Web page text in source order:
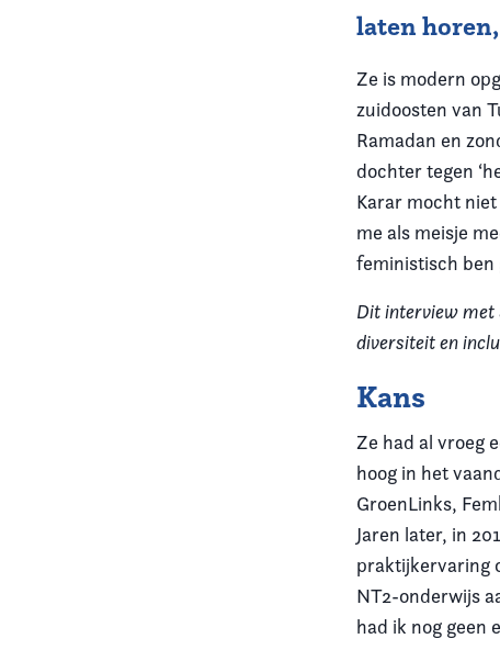
laten
Ze is modern
zuidoosten van
Ramadan en
dochter tegen
Karar mocht niet
me als meisje
feministisch ben
Dit interview met
diversiteit en
Kans
Ze had al vroeg
hoog in het
GroenLinks,
Jaren later, in
praktijkervaring
NT2-onderwijs
had ik nog geen